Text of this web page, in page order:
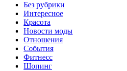
Без рубрики
Интересное
Красота
Новости моды
Отношения
События
Фитнесс
Шопинг